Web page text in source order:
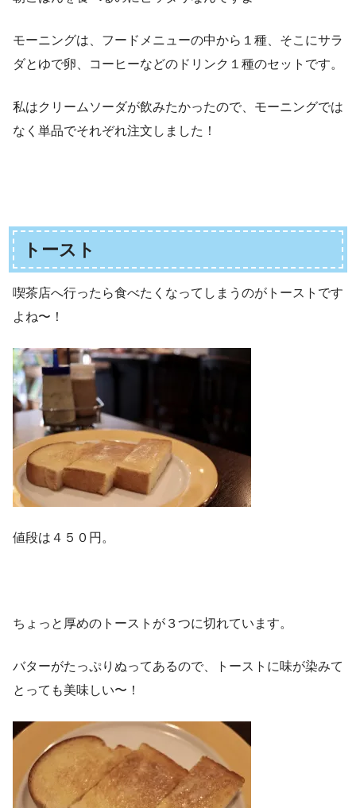
モーニングは、フードメニューの中から１種、そこにサラ
ダとゆで卵、コーヒーなどのドリンク１種のセットです。
私はクリームソーダが飲みたかったので、モーニングでは
なく単品でそれぞれ注文しました！
トースト
喫茶店へ行ったら食べたくなってしまうのがトーストです
よね〜！
値段は４５０円。
ちょっと厚めのトーストが３つに切れています。
バターがたっぷりぬってあるので、トーストに味が染みて
とっても美味しい〜！